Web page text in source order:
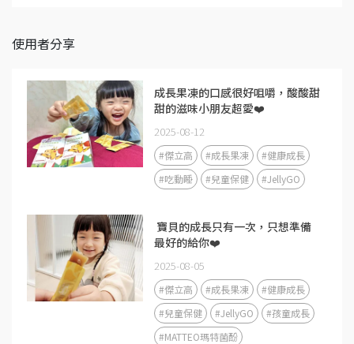
使用者分享
成長果凍的口感很好咀嚼，酸酸甜
甜的滋味小朋友超愛❤️
2025-08-12
#傑立高 #成長果凍
#健康成長
#吃動睡
#兒童保健 #JellyGO
​ 寶貝的成長只有一次，只想準備
最好的給你❤️
2025-08-05
#傑立高 #成長果凍
#健康成長
#兒童保健
#JellyGO
#孩童成長
#MATTEO瑪特菌酚